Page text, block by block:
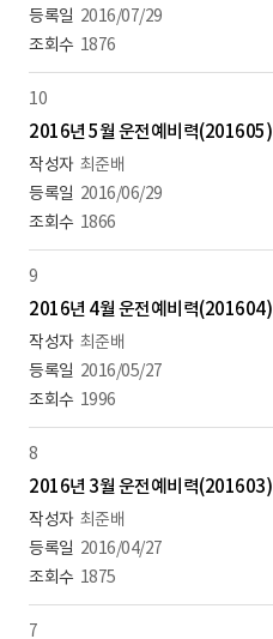
2016/07/29
1876
10
2016년 5월 운전예비력(201605)
최준배
2016/06/29
1866
9
2016년 4월 운전예비력(201604)
최준배
2016/05/27
1996
8
2016년 3월 운전예비력(201603)
최준배
2016/04/27
1875
7